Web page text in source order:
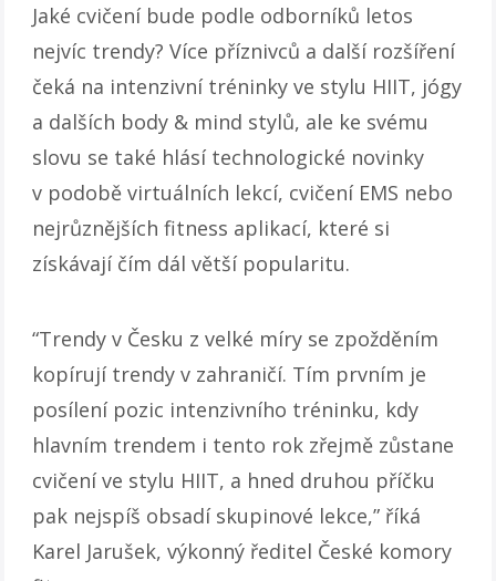
Jaké cvičení bude podle odborníků letos
nejvíc trendy? Více příznivců a další rozšíření
čeká na intenzivní tréninky ve stylu HIIT, jógy
a dalších body & mind stylů, ale ke svému
slovu se také hlásí technologické novinky
v podobě virtuálních lekcí, cvičení EMS nebo
nejrůznějších fitness aplikací, které si
získávají čím dál větší popularitu.
“Trendy v Česku z velké míry se zpožděním
kopírují trendy v zahraničí. Tím prvním je
posílení pozic intenzivního tréninku, kdy
hlavním trendem i tento rok zřejmě zůstane
cvičení ve stylu HIIT, a hned druhou příčku
pak nejspíš obsadí skupinové lekce,” říká
Karel Jarušek, výkonný ředitel České komory